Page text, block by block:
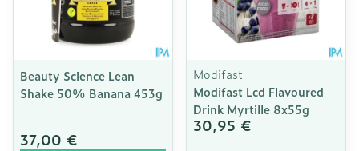
Beauty Science Lean
Shake 50% Banana 453g
37,00 €
Modifast
Modifast Lcd Flavoured
Drink Myrtille 8x55g
30,95 €